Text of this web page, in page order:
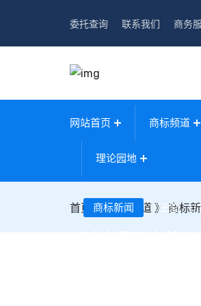
委托查询 联系我们 商务
网站首页 商标频道
理论园地
首页 》商标频道 》商标
商标新闻 王蕊